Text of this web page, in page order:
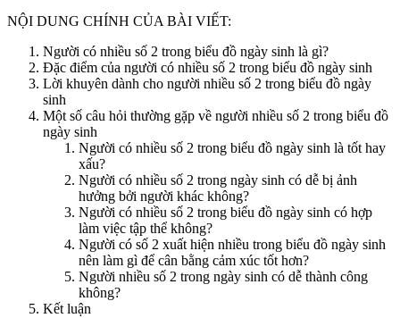
NỘI DUNG CHÍNH CỦA BÀI VIẾT:
Người có nhiều số 2 trong biểu đồ ngày sinh là gì?
Đặc điểm của người có nhiều số 2 trong biểu đồ ngày sinh
Lời khuyên dành cho người nhiều số 2 trong biểu đồ ngày
sinh
Một số câu hỏi thường gặp về người nhiều số 2 trong biểu đồ
ngày sinh
Người có nhiều số 2 trong biểu đồ ngày sinh là tốt hay
xấu?
Người có nhiều số 2 trong ngày sinh có dễ bị ảnh
hưởng bởi người khác không?
Người có nhiều số 2 trong biểu đồ ngày sinh có hợp
làm việc tập thể không?
Người có số 2 xuất hiện nhiều trong biểu đồ ngày sinh
nên làm gì để cân bằng cảm xúc tốt hơn?
Người nhiều số 2 trong ngày sinh có dễ thành công
không?
Kết luận